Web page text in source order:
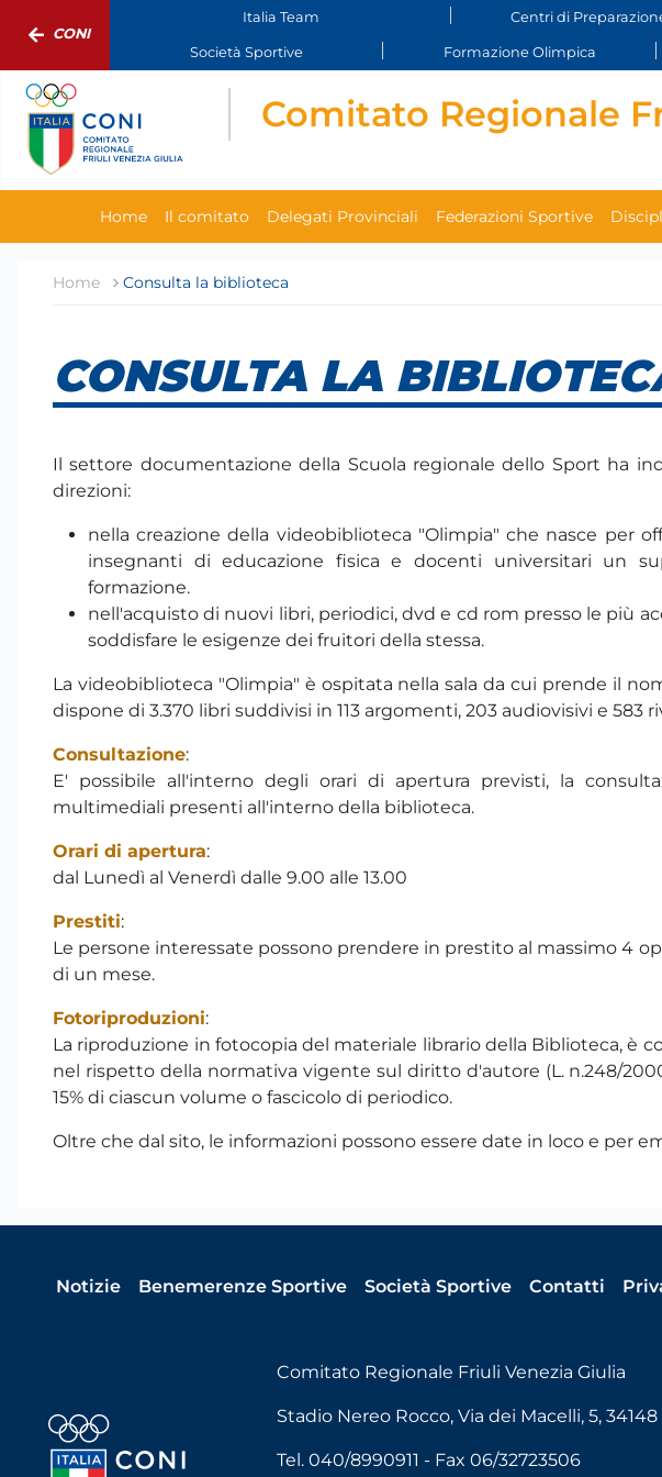
CONI
Italia Team Centri di
Società Sportive Formazione Olimpica
Comitato Regionale
Home Il comitato Delegati Provinciali Federazioni Sportive
Home Consulta la biblioteca
CONSULTA LA
Il settore documentazione della Scuola regionale dello Sport ha
direzioni:
nella creazione della videobiblioteca "Olimpia" che nasce per
insegnanti di educazione fisica e docenti universitari un
formazione.
nell'acquisto di nuovi libri, periodici, dvd e cd rom presso le più
soddisfare le esigenze dei fruitori della stessa.
La videobiblioteca "Olimpia" è ospitata nella sala da cui prende il
dispone di 3.370 libri suddivisi in 113 argomenti, 203 audiovisivi e 583
Consultazione:
E' possibile all'interno degli orari di apertura previsti, la
multimediali presenti all'interno della biblioteca.
Orari di apertura:
dal Lunedì al Venerdì dalle 9.00 alle 13.00
Prestiti:
Le persone interessate possono prendere in prestito al massimo 4
di un mese.
Fotoriproduzioni:
La riproduzione in fotocopia del materiale librario della Biblioteca, è
nel rispetto della normativa vigente sul diritto d'autore (L. n.248/
15% di ciascun volume o fascicolo di periodico.
Oltre che dal sito, le informazioni possono essere date in loco e per
Notizie Benemerenze Sportive Società Sportive Contatti
Comitato Regionale Friuli Venezia Giulia
Stadio Nereo Rocco, Via dei Macelli, 5,
Tel. 040/8990911 - Fax 06/32723506